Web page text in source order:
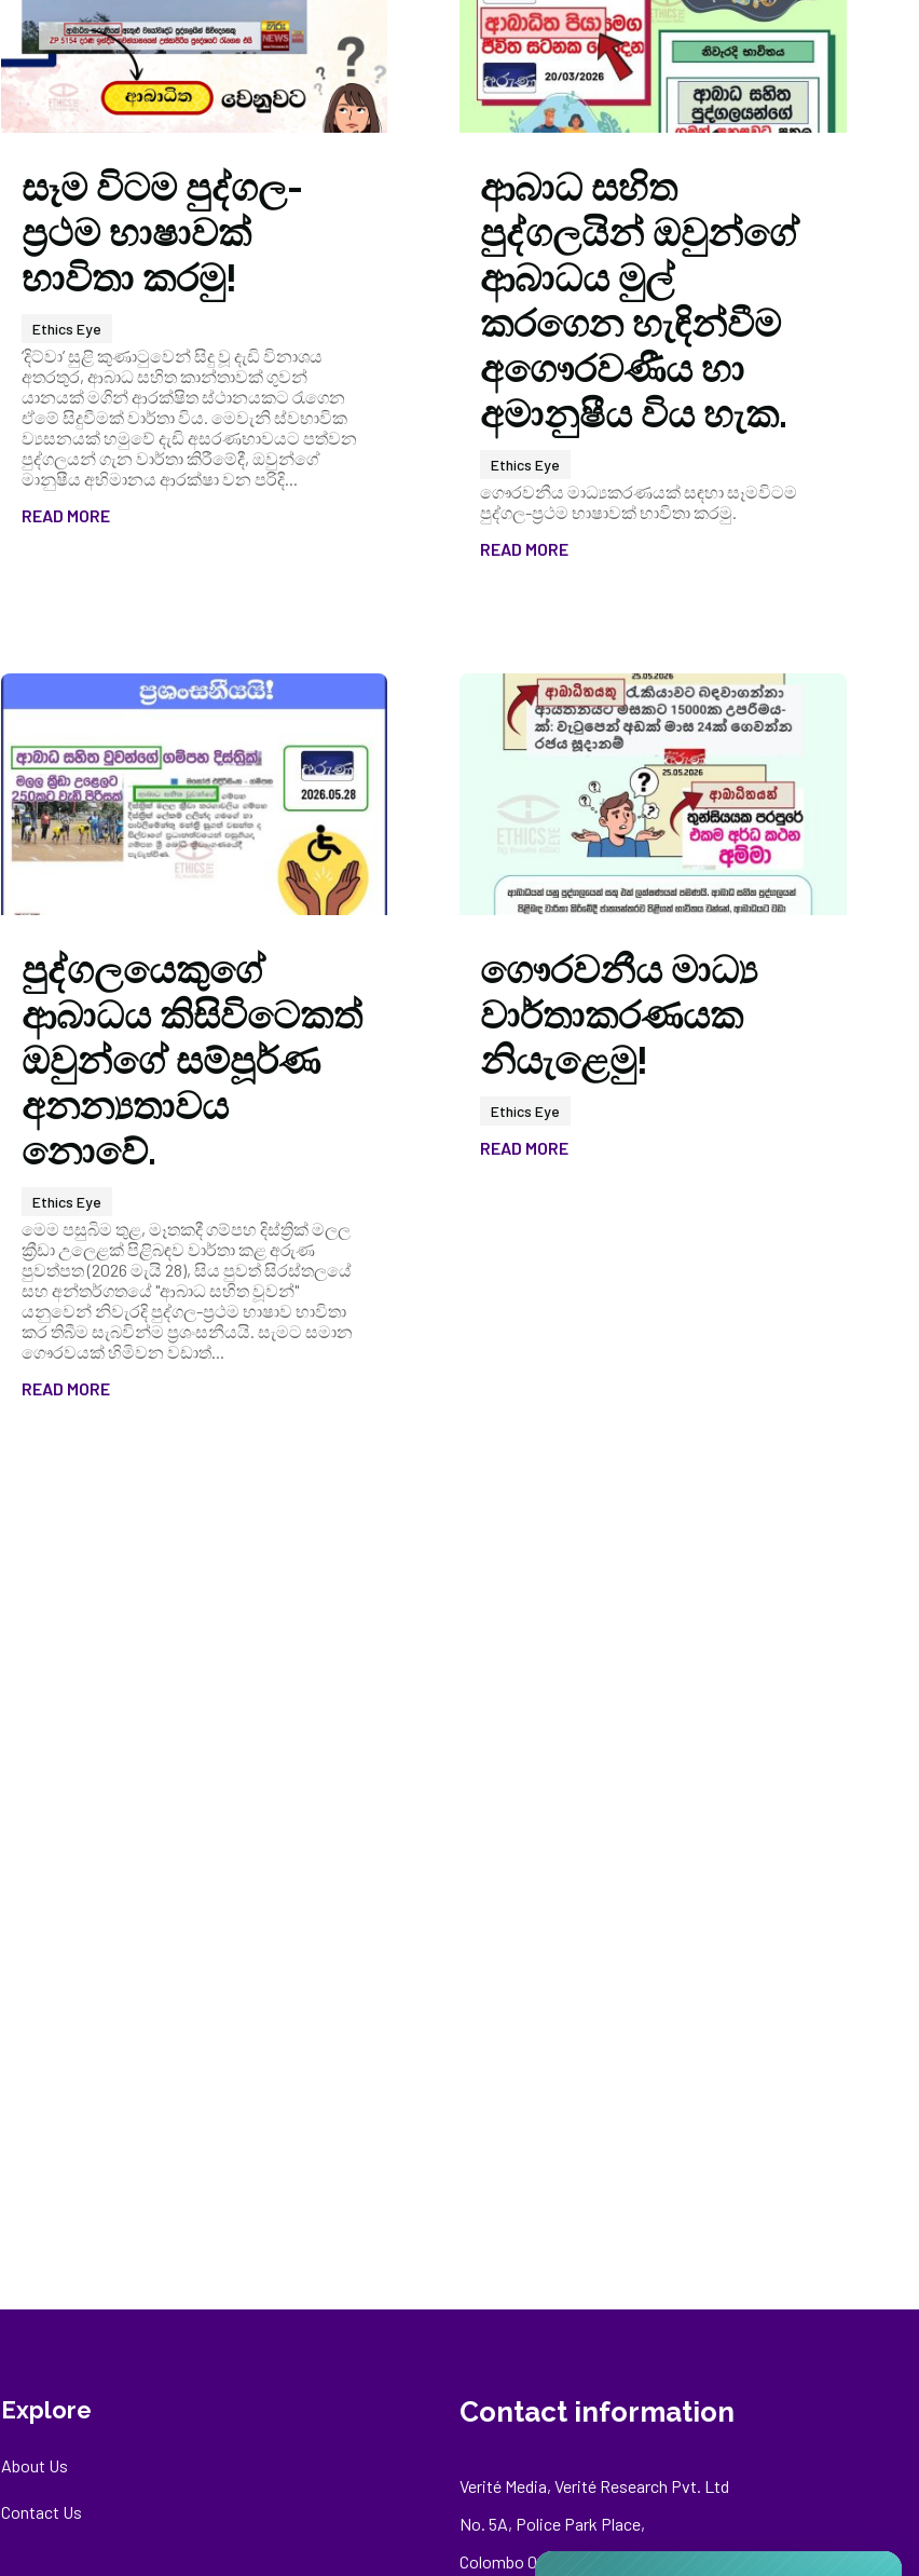
සෑම විටම පුද්ගල-
ප්‍රථම භාෂාවක්
භාවිතා කරමු!
Ethics Eye
‘දිට්වා’ සුළි කුණාටුවෙන් සිදු වූ දැඩි විනාශය
අතරතුර, ආබාධ සහිත කාන්තාවක් ගුවන්
යානයක් මගින් ආරක්ෂිත ස්ථානයකට රැගෙන
ඒමේ සිදුවීමක් වාර්තා විය. මෙවැනි ස්වභාවික
ව්‍යසනයක් හමුවේ දැඩි අසරණභාවයට පත්වන
පුද්ගලයන් ගැන වාර්තා කිරීමේදී, ඔවුන්ගේ
මානුෂීය අභිමානය ආරක්ෂා වන පරිදි...
READ MORE
පුද්ගලයෙකුගේ
ආබාධය කිසිවිටෙකත්
ඔවුන්ගේ සම්පූර්ණ
අනන්‍යතාවය
නොවේ.
Ethics Eye
මෙම පසුබිම තුළ, මෑතකදී ගම්පහ දිස්ත්‍රික් මලල
ක්‍රීඩා උලෙළක් පිළිබඳව වාර්තා කළ අරුණ
පුවත්පත (2026 මැයි 28), සිය පුවත් සිරස්තලයේ
සහ අන්තර්ගතයේ "ආබාධ සහිත වූවන්"
යනුවෙන් නිවැරදි පුද්ගල-ප්‍රථම භාෂාව භාවිතා
කර තිබීම සැබවින්ම ප්‍රශංසනීයයි. සැමට සමාන
ගෞරවයක් හිමිවන වඩාත්...
READ MORE
ආබාධ සහිත
පුද්ගලයින් ඔවුන්ගේ
ආබාධය මුල්
කරගෙන හැඳින්වීම
අගෞරවණීය හා
අමානුෂීය විය හැක.
Ethics Eye
ගෞරවනීය මාධ්‍යකරණයක් සඳහා සෑමවිටම
පුද්ගල-ප්‍රථම භාෂාවක් භාවිතා කරමු.
READ MORE
ගෞරවනීය මාධ්‍ය
වාර්තාකරණයක
නියැළෙමු!
Ethics Eye
READ MORE
Explore
About Us
Contact Us
Contact information
Verité Media, Verité Research Pvt. Ltd
No. 5A, Police Park Place,
Colombo 00500